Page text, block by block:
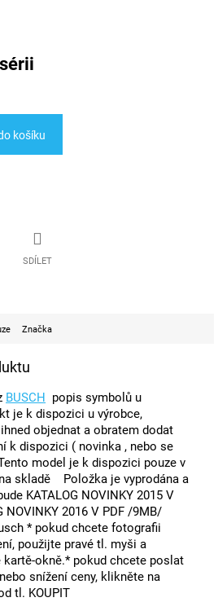
košíku
SDÍLET
Značka
BUSCH
popis symbolů u
je k dispozici u výrobce,
objednat a obratem dodat
k dispozici ( novinka , nebo se
model je k dispozici pouze v
skladě Položka je vyprodána a
KATALOG NOVINKY 2015 V
NOVINKY 2016 V PDF /9MB/
* pokud chcete fotografii
použijte pravé tl. myši a
kartě-okně.* pokud chcete poslat
snížení ceny, klikněte na
tl. KOUPIT